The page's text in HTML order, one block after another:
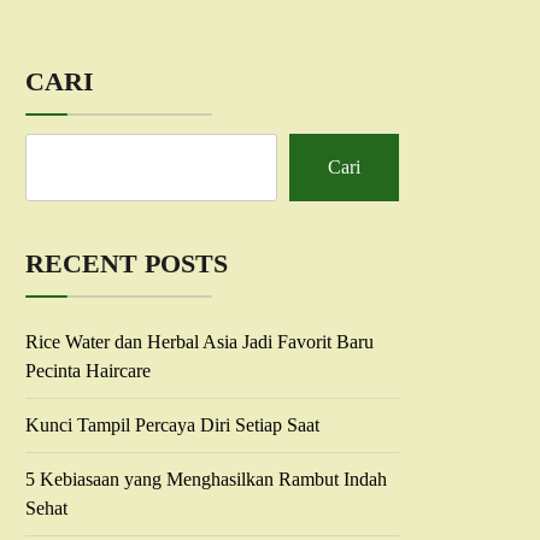
CARI
Cari
RECENT POSTS
Rice Water dan Herbal Asia Jadi Favorit Baru
Pecinta Haircare
Kunci Tampil Percaya Diri Setiap Saat
5 Kebiasaan yang Menghasilkan Rambut Indah
Sehat